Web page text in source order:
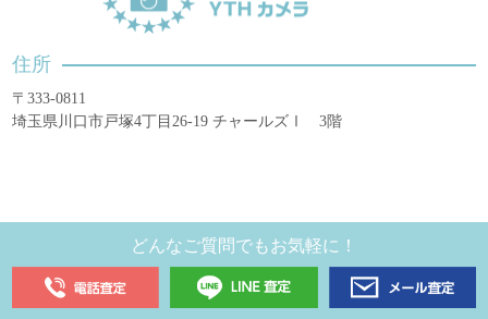
住所
〒333-0811
埼玉県川口市戸塚4丁目26-19 チャールズⅠ 3階
どんなご質問でもお気軽に！